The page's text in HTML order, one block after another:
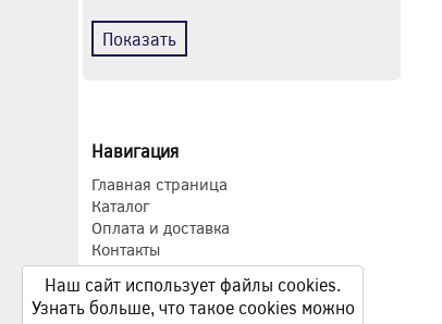
Показать
Навигация
Главная страница
Каталог
Оплата и доставка
Контакты
Наш сайт использует файлы cookies.
Узнать больше, что такое cookies можно